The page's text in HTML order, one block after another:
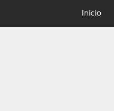
Inicio